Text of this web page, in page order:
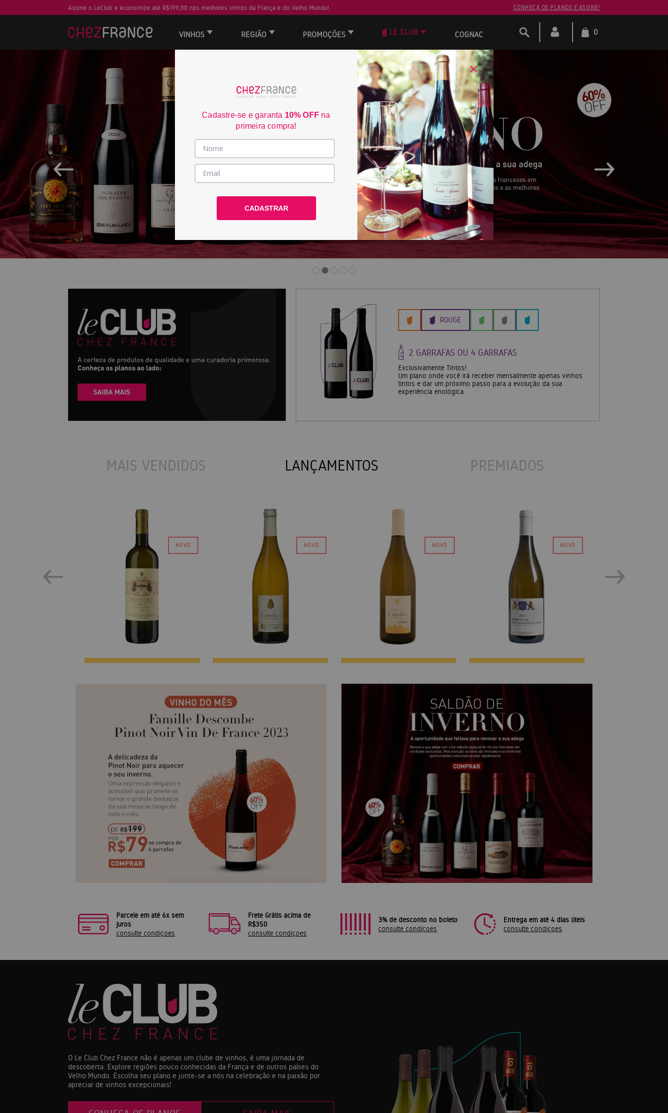
Assine o LeClub e economize até R$199,00 nos melhores vinhos da França e do Velho Mundo! CONHEÇA OS PLANOS E ASSINE!
VINHOS REGIÃO PROMOÇÕES LE CLUB COGNAC 0
Perfeito para quem quer conhecer e desbravar todos os tipos
2 GARRAFAS OU 4 GARRAFAS
Exclusivamente Tintos!
Um plano onde você irá receber mensalmente apenas vinhos
tintos e dar um próximo passo para a evolução da sua
experiência enológica.
ROUGE
MAIS VENDIDOS LANÇAMENTOS PREMIADOS
Parcele em até 6x sem
juros
consulte condiçoes
Frete Grátis acima de
R$350
consulte condiçoes
3% de desconto no boleto
consulte condiçoes
Entrega em até 4 dias úteis
consulte condiçoes
O Le Club Chez France não é apenas um clube de vinhos, é uma jornada de
descoberta. Explore regiões pouco conhecidas da França e de outros países do
Velho Mundo. Escolha seu plano e junte-se a nós na celebração e na paixão por
apreciar de vinhos excepcionais!
Cadastre-se e garanta 10% OFF na
primeira compra!
CADASTRAR